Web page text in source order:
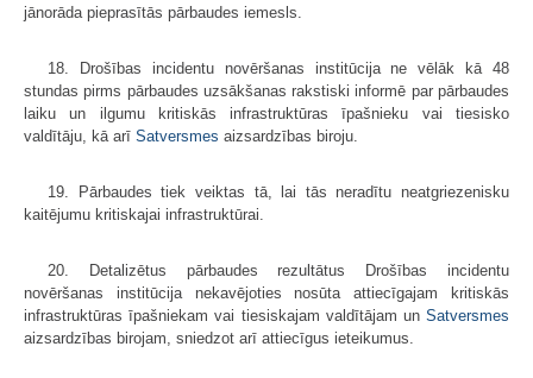
jānorāda pieprasītās pārbaudes iemesls.
18. Drošības incidentu novēršanas institūcija ne vēlāk kā 48
stundas pirms pārbaudes uzsākšanas rakstiski informē par pārbaudes
laiku un ilgumu kritiskās infrastruktūras īpašnieku vai tiesisko
valdītāju, kā arī Satversmes aizsardzības biroju.
19. Pārbaudes tiek veiktas tā, lai tās neradītu neatgriezenisku
kaitējumu kritiskajai infrastruktūrai.
20. Detalizētus pārbaudes rezultātus Drošības incidentu
novēršanas institūcija nekavējoties nosūta attiecīgajam kritiskās
infrastruktūras īpašniekam vai tiesiskajam valdītājam un Satversmes
aizsardzības birojam, sniedzot arī attiecīgus ieteikumus.